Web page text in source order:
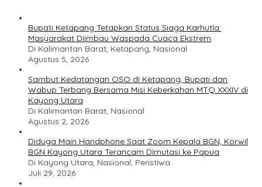
Bupati Ketapang Tetapkan Status Siaga Karhutla:
Masyarakat Diimbau Waspada Cuaca Ekstrem
Di Kalimantan Barat, Ketapang, Nasional
Agustus 5, 2026
Sambut Kedatangan OSO di Ketapang, Bupati dan
Wabup Terbang Bersama Misi Keberkahan MTQ XXXIV di
Kayong Utara
Di Kalimantan Barat, Nasional
Agustus 2, 2026
Diduga Main Handphone Saat Zoom Kepala BGN, Korwil
BGN Kayong Utara Terancam Dimutasi ke Papua
Di Kayong Utara, Nasional, Peristiwa
Juli 29, 2026